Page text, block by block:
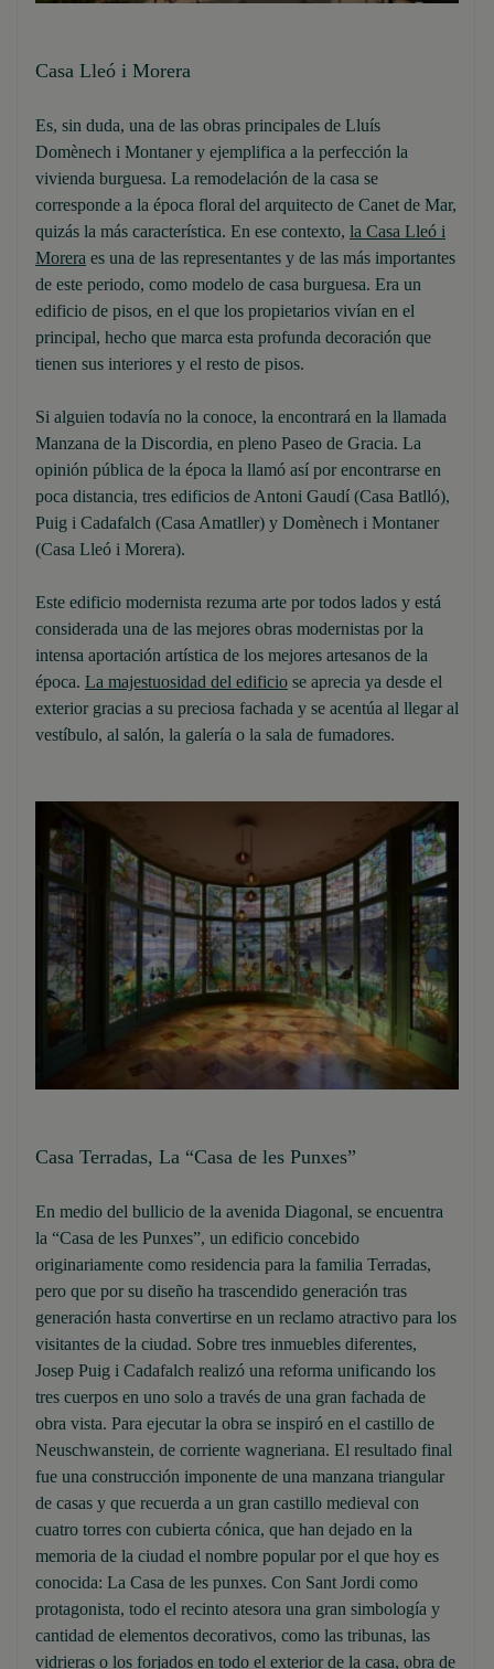
Casa Lleó i Morera
Es, sin duda, una de las obras principales de Lluís
Domènech i Montaner y ejemplifica a la perfección la
vivienda burguesa. La remodelación de la casa se
corresponde a la época floral del arquitecto de Canet de Mar,
quizás la más característica. En ese contexto, la Casa Lleó i
Morera es una de las representantes y de las más importantes
de este periodo, como modelo de casa burguesa. Era un
edificio de pisos, en el que los propietarios vivían en el
principal, hecho que marca esta profunda decoración que
tienen sus interiores y el resto de pisos.
Si alguien todavía no la conoce, la encontrará en la llamada
Manzana de la Discordia, en pleno Paseo de Gracia. La
opinión pública de la época la llamó así por encontrarse en
poca distancia, tres edificios de Antoni Gaudí (Casa Batlló),
Puig i Cadafalch (Casa Amatller) y Domènech i Montaner
(Casa Lleó i Morera).
Este edificio modernista rezuma arte por todos lados y está
considerada una de las mejores obras modernistas por la
intensa aportación artística de los mejores artesanos de la
época. La majestuosidad del edificio se aprecia ya desde el
exterior gracias a su preciosa fachada y se acentúa al llegar al
vestíbulo, al salón, la galería o la sala de fumadores.
Casa Terradas, La “Casa de les Punxes”
En medio del bullicio de la avenida Diagonal, se encuentra
la “Casa de les Punxes”, un edificio concebido
originariamente como residencia para la familia Terradas,
pero que por su diseño ha trascendido generación tras
generación hasta convertirse en un reclamo atractivo para los
visitantes de la ciudad. Sobre tres inmuebles diferentes,
Josep Puig i Cadafalch realizó una reforma unificando los
tres cuerpos en uno solo a través de una gran fachada de
obra vista. Para ejecutar la obra se inspiró en el castillo de
Neuschwanstein, de corriente wagneriana. El resultado final
fue una construcción imponente de una manzana triangular
de casas y que recuerda a un gran castillo medieval con
cuatro torres con cubierta cónica, que han dejado en la
memoria de la ciudad el nombre popular por el que hoy es
conocida: La Casa de les punxes. Con Sant Jordi como
protagonista, todo el recinto atesora una gran simbología y
cantidad de elementos decorativos, como las tribunas, las
vidrieras o los forjados en todo el exterior de la casa, obra de